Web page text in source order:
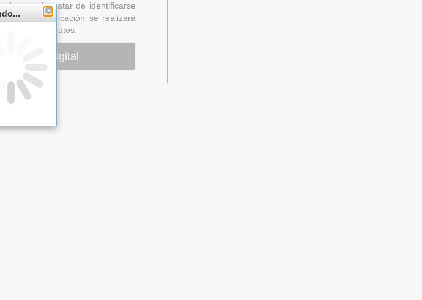
puede tratar de identificarse
de identificación se realizará
sus datos.
Certificado digital